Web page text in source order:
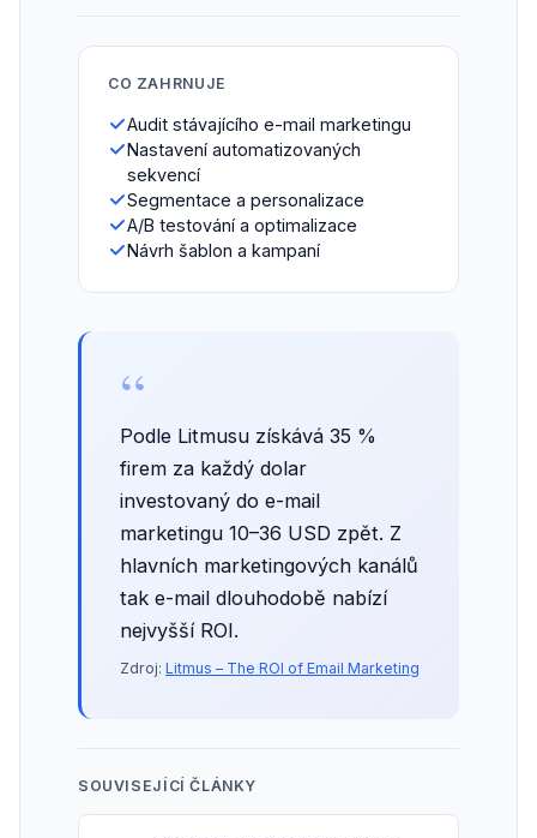
CO ZAHRNUJE
Audit stávajícího e-mail marketingu
Nastavení automatizovaných
sekvencí
Segmentace a personalizace
A/B testování a optimalizace
Návrh šablon a kampaní
“
Podle Litmusu získává 35 %
firem za každý dolar
investovaný do e-mail
marketingu 10–36 USD zpět. Z
hlavních marketingových kanálů
tak e-mail dlouhodobě nabízí
nejvyšší ROI.
Zdroj: Litmus – The ROI of Email Marketing
SOUVISEJÍCÍ ČLÁNKY